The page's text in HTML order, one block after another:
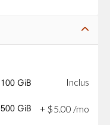
GiB
Inclus
GiB + $5.00 /mo